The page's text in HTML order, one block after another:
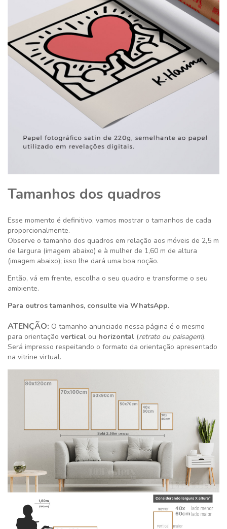
Tamanhos dos quadros
Esse momento é definitivo, vamos mostrar o tamanhos de cada
proporcionalmente.
Observe o tamanho dos quadros em relação aos móveis de 2,5 m
de largura (imagem abaixo) e à mulher de 1,60 m de altura
(imagem abaixo); isso lhe dará uma boa noção.
Então, vá em frente, escolha o seu quadro e transforme o seu
ambiente.
Para outros tamanhos, consulte via WhatsApp.
ATENÇÃO: O tamanho anunciado nessa página é o mesmo
para orientação vertical ou horizontal (retrato ou paisagem).
Será impresso respeitando o formato da orientação apresentado
na vitrine virtual.